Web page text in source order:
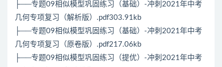
├──专题09相似模型巩固练习（基础）-冲刺2021年中考
几何专项复习（解析版）.pdf303.91kb
├──专题09相似模型巩固练习（基础）-冲刺2021年中考
几何专项复习（原卷版）.pdf217.06kb
├──专题09相似模型巩固练习（提优）-冲刺2021年中考